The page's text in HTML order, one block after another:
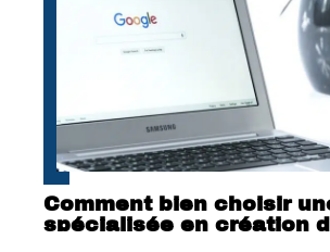
Comment bien choisir
spécialisée en création